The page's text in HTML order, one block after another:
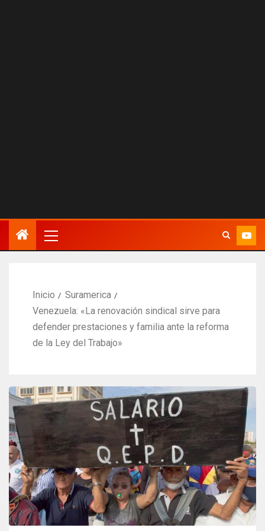
Inicio
Suramerica
‎Venezuela: «La renovación sindical sirve para
defender prestaciones y familia ante la reforma
de la Ley del Trabajo»